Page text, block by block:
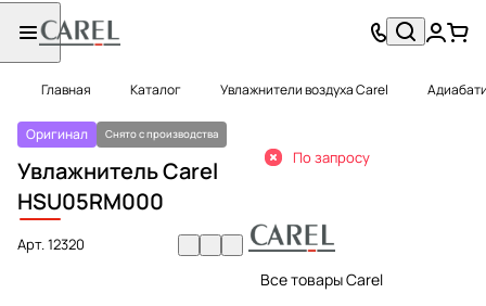
Главная Каталог Увлажнители воздуха Carel
Оригинал Снято с производства
Увлажнитель Carel
HSU05RM000
Арт.12320
По запросу
Все товары Carel